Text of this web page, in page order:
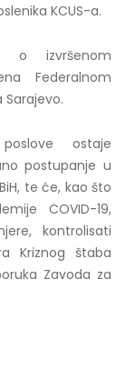
KCUS-a.
o izvršenom
Federalnom
ostaje
postupanje u
te će, kao što
COVID-19,
kontrolisati
Kriznog štaba
Zavoda za